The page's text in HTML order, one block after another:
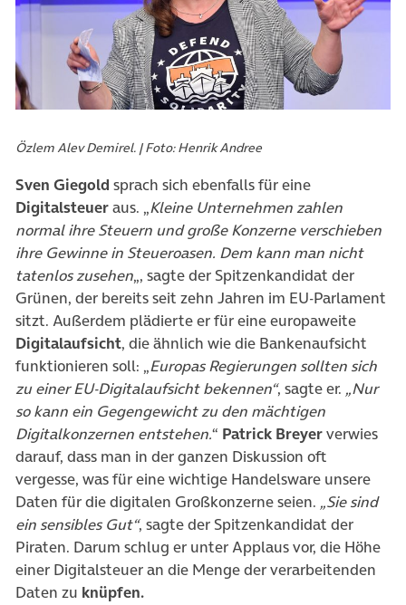
Özlem Alev Demirel. | Foto: Henrik Andree
Sven Giegold sprach sich ebenfalls für eine
Digitalsteueraus. „Kleine Unternehmen zahlen
normal ihre Steuern und große Konzerne verschieben
ihre Gewinne in Steueroasen. Dem kann man nicht
tatenlos zusehen„, sagte der Spitzenkandidat der
Grünen, der bereits seit zehn Jahren im EU-Parlament
sitzt. Außerdem plädierte er für eine europaweite
Digitalaufsicht, die ähnlich wie die Bankenaufsicht
funktionieren soll: „Europas Regierungen sollten sich
zu einer EU-Digitalaufsicht bekennen“, sagte er. „Nur
so kann ein Gegengewicht zu den mächtigen
Digitalkonzernen entstehen.“ Patrick Breyerverwies
darauf, dass man in der ganzen Diskussion oft
vergesse, was für eine wichtige Handelsware unsere
Daten für die digitalen Großkonzerne seien. „Sie sind
ein sensibles Gut“, sagte der Spitzenkandidat der
Piraten. Darum schlug er unter Applaus vor, die Höhe
einer Digitalsteuer an die Menge der verarbeitenden
Daten zu knüpfen.